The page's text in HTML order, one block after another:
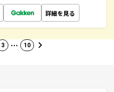
詳細を見る
3 … 10